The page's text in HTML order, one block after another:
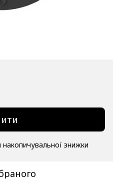
знижки